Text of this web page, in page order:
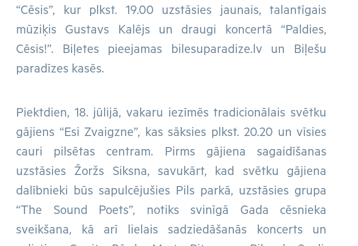
“Cēsis”, kur plkst. 19.00 uzstāsies jaunais, talantīgais
mūziķis Gustavs Kalējs un draugi koncertā “Paldies,
Cēsis!”. Biļetes pieejamas bilesuparadize.lv un Biļešu
paradīzes kasēs.
Piektdien, 18. jūlijā, vakaru iezīmēs tradicionālais svētku
gājiens “Esi Zvaigzne”, kas sāksies plkst. 20.20 un vīsies
cauri pilsētas centram. Pirms gājiena sagaidīšanas
uzstāsies Žoržs Siksna, savukārt, kad svētku gājiena
dalībnieki būs sapulcējušies Pils parkā, uzstāsies grupa
“The Sound Poets”, notiks svinīgā Gada cēsnieka
sveikšana, kā arī lielais sadziedāšanās koncerts un